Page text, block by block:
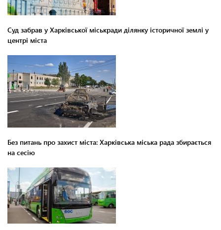
Суд забрав у Харківської міськради ділянку історичної землі у
центрі міста
Без питань про захист міста: Харківська міська рада збирається
на сесію